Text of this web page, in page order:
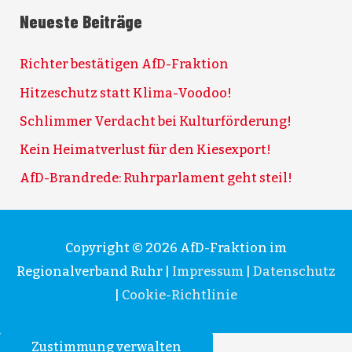
Neueste Beiträge
Richter bestätigen AfD-Fraktion
Hitzeschutz statt Klima-Voodoo!
Schlimmer Verdacht bei Kulturförderung!
Kein Heimatverlust für den Kiesexport!
AfD-Brandrede: Ruhrparlament geht steil!
Copyright © 2026 AfD-Fraktion im
Regionalverband Ruhr
Impressum
Datenschutz
Cookie-Richtlinie
Zustimmung verwalten